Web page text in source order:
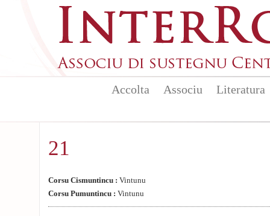
Accolta Associu Literatura
21
Corsu Cismuntincu : Vintunu
Corsu Pumuntincu : Vintunu